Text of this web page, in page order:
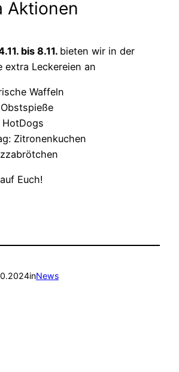
Aktionen
bis 8.11. bieten wir in der
extra Leckereien an
Waffeln
Zitronenkuchen
Euch!
inNews